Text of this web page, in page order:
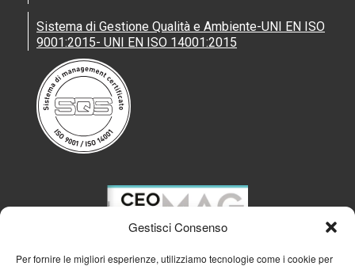
Gestisci Consenso
Per fornire le migliori esperienze, utilizziamo tecnologie come i cookie per
Sistema di Gestione Qualità e Ambiente-UNI EN ISO
9001:2015- UNI EN ISO 14001:2015